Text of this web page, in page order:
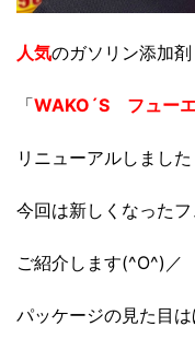
人気のガソリン添加剤
「WAKO´S フュー
リニューアルしました
今回は新しくなった
ご紹介します(^O^)／
パッケージの見た目は